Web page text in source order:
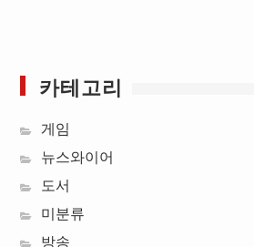
카테고리
게임
뉴스와이어
도서
미분류
방송